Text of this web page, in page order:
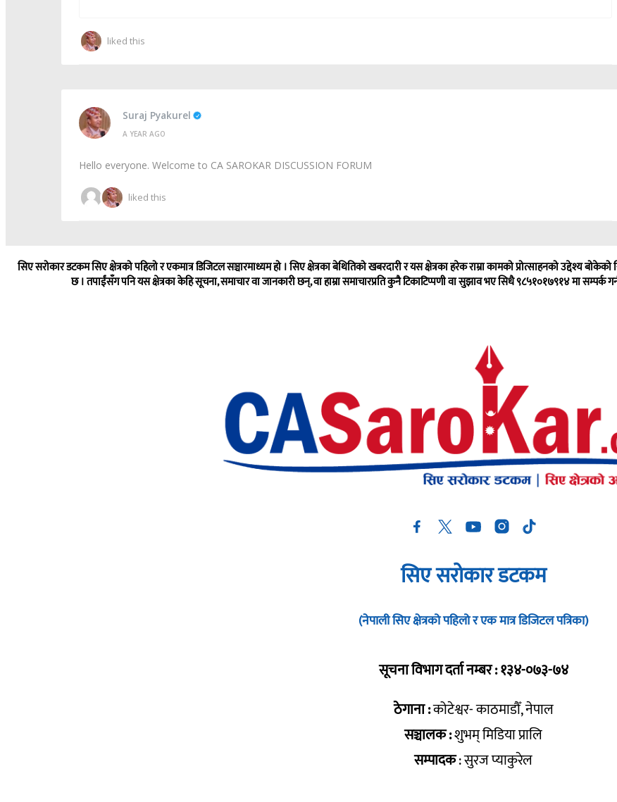
liked this
Suraj Pyakurel
A YEAR AGO
Hello everyone. Welcome to CA SAROKAR DISCUSSION FORUM
liked this
सिए सरोकार डटकम सिए क्षेत्रको पहिलो र एकमात्र डिजिटल सञ्चारमाध्यम हो । सिए क्षेत्रका बेथितिको खबरदारी र यस क्षेत्रका हरेक राम्रा कामको प्रोत्साहनको उद्देश्य
छ । तपाईंसँग पनि यस क्षेत्रका केहि सूचना, समाचार वा जानकारी छन्, वा हाम्रा समाचारप्रति कुनै टिकाटिप्पणी वा सुझाव भए सिधै ९८५१०१७९१४ मा सम्पर्क
सिए सरोकार डटकम
(नेपाली सिए क्षेत्रको पहिलो र एक मात्र डिजिटल पत्रिका)
सूचना विभाग दर्ता नम्बर : १३४-०७३-७४
ठेगाना :कोटेश्वर- काठमाडौँ, नेपाल
सञ्चालक :शुभम् मिडिया प्रालि
सम्पादक: सुरज प्याकुरेल